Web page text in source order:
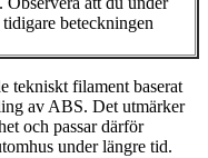
beteckningen
tekniskt filament baserat
av ABS. Det utmärker
och passar därför
under längre tid.